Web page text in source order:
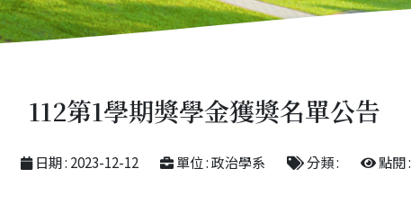
112第1學期獎學金獲獎名單公告
日期 : 2023-12-12 單位 : 政治學系 分類 : 點閱 :